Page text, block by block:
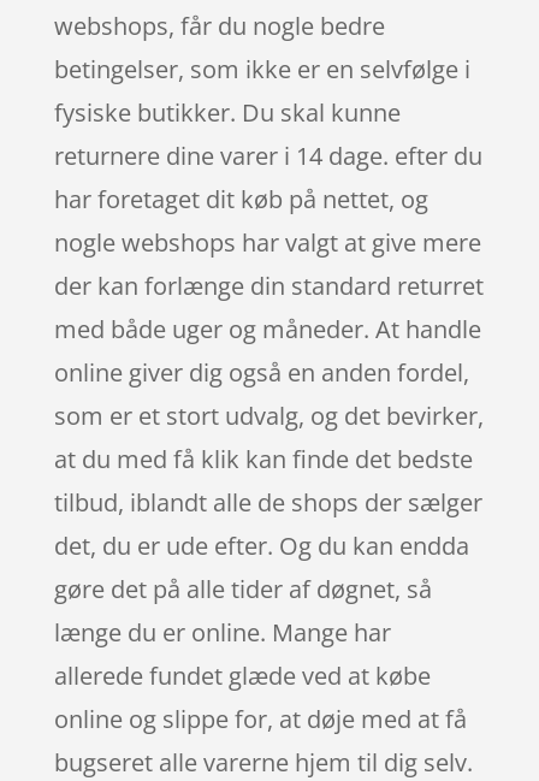
webshops, får du nogle bedre
betingelser, som ikke er en selvfølge i
fysiske butikker. Du skal kunne
returnere dine varer i 14 dage. efter du
har foretaget dit køb på nettet, og
nogle webshops har valgt at give mere
der kan forlænge din standard returret
med både uger og måneder. At handle
online giver dig også en anden fordel,
som er et stort udvalg, og det bevirker,
at du med få klik kan finde det bedste
tilbud, iblandt alle de shops der sælger
det, du er ude efter. Og du kan endda
gøre det på alle tider af døgnet, så
længe du er online. Mange har
allerede fundet glæde ved at købe
online og slippe for, at døje med at få
bugseret alle varerne hjem til dig selv.